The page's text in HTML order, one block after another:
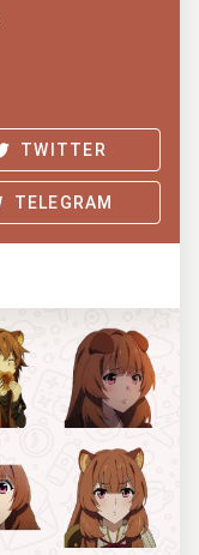
TWITTER
TELEGRAM